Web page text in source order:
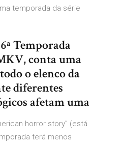
temporada da série
Temporada
conta uma
o elenco da
diferentes
afetam uma
horror story” (está
terá menos